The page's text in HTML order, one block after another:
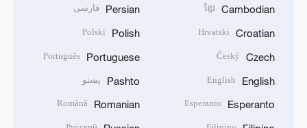
Cambodian
ខ្មែរ
Croatian
Hrvatski
Czech
Český
English
English
Esperanto
Esperanto
Persian فارسی
Polish
Polski
Portuguese
Português
Pashto پښتو
Romanian
Română